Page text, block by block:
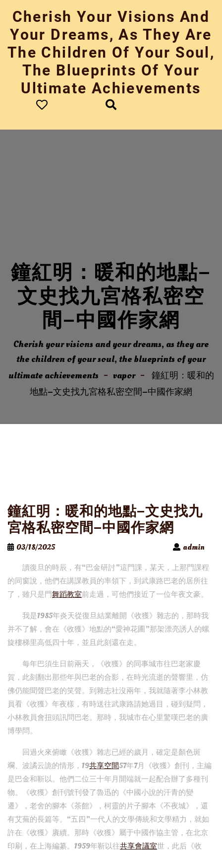
content
Cherish Your Visions And
Your Dreams, As They Are
The Children Of Your Soul,
The Blueprints Of Your
Ultimate Achievements
鐘紅明：暖和的地點–
文史找九宮格私密空
間–中國作家網
Cherish your visions and your dreams, as they are
the children of your soul, the blueprints of your
ultimate achievements
vapor
鐘紅明：暖和的
地點–文史找九宮格私密空間–中國作家網
鐘紅明：暖和的地點–文史找九
宮格私密空間–中國作家網
03/18/2025
admin
讀復旦的時辰，有“巴金研討”這門課，某天，上那門課程
的同窗說，他們在講課教員的率領下，到武康路巴老的居所往
了，雖只是門舞蹈教室前走過，可他們接近了一位年夜文豪。
我是1985年炎天從復旦結業離開《收獲》雜志的，那時我
并不了解，會在《收獲》地點的“愛神花圃”那架漂亮誘人的螺
旋樓梯里高低四十年，並且此刻還在走。
每年巴須生日前兩天，《收獲》的同事城市往巴老家慶
賀，此刻翻出那些年與巴老的合影，在時光流逝的聲響里，仿
佛仍能聞聲巴老的笑聲。到雜志社沒兩年，我就隨著李小林教
員看《收獲》年夜樣，有時送往武康路請她過目，碰到疑問，
小林教員會扭頭訊問巴老。那時，我城市在心里驚嘆巴老的廣
博學問。
回過火來俯瞰《收獲》雜志已經的歲月，確定是顏色斑
斕、波譎云詭的情形，19共享空間57年7月《收獲》創刊，主編
是巴金和靳以。他們二位三十年月開端就一起配合辦了多種刊
物。《收獲》創刊號刊發了魯迅的《中國小說的汗青的變
遷》，老舍的腳本《茶館》，柯靈的片子腳本《不夜城》，還
有艾蕪的長篇等。“五四”一代人的文學傳統和文學精力，就如
許在《收獲》賡續。那時《收獲》屬于中國作協主管，在北京
印刷，在上海編纂。1959年靳以往共享會議室世，此后《收